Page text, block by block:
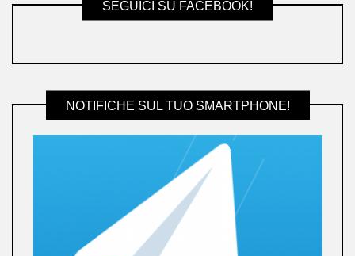
SEGUICI SU FACEBOOK!
NOTIFICHE SUL TUO SMARTPHONE!